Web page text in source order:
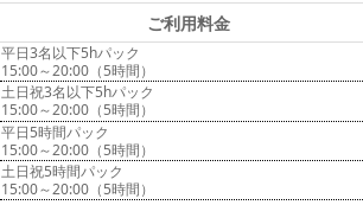
ご利用料金
平日3名以下5hパック
15:00～20:00（5時間）
土日祝3名以下5hパック
15:00～20:00（5時間）
平日5時間パック
15:00～20:00（5時間）
土日祝5時間パック
15:00～20:00（5時間）